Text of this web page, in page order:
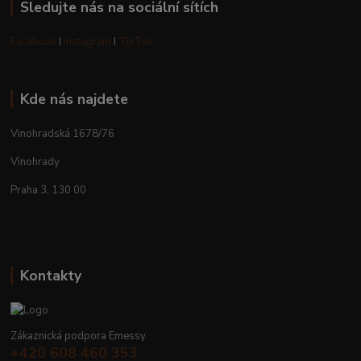
Sledujte nás na sociální sítích
Facebook I Instagram I TikTok
Kde nás najdete
Vinohradská 1678/76
Vinohrady
Praha 3, 130 00
Kontakty
Zákaznická podpora Emessy
+420 608 460 353